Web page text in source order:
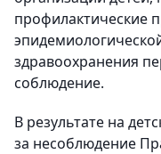
профилактические
здравоохранения
соблюдение.
В результате на
за несоблюдение